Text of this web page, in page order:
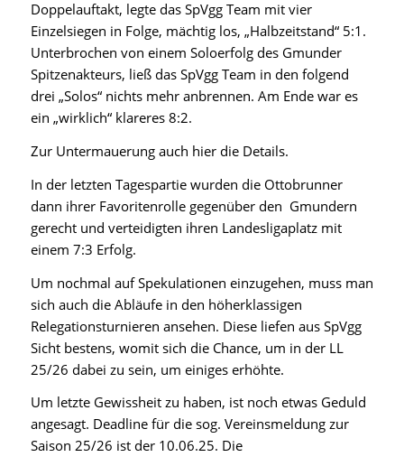
Doppelauftakt, legte das SpVgg Team mit vier
Einzelsiegen in Folge, mächtig los, „Halbzeitstand“ 5:1.
Unterbrochen von einem Soloerfolg des Gmunder
Spitzenakteurs, ließ das SpVgg Team in den folgend
drei „Solos“ nichts mehr anbrennen. Am Ende war es
ein „wirklich“ klareres 8:2.
Zur Untermauerung auch hier die Details.
In der letzten Tagespartie wurden die Ottobrunner
dann ihrer Favoritenrolle gegenüber den Gmundern
gerecht und verteidigten ihren Landesligaplatz mit
einem 7:3 Erfolg.
Um nochmal auf Spekulationen einzugehen, muss man
sich auch die Abläufe in den höherklassigen
Relegationsturnieren ansehen. Diese liefen aus SpVgg
Sicht bestens, womit sich die Chance, um in der LL
25/26 dabei zu sein, um einiges erhöhte.
Um letzte Gewissheit zu haben, ist noch etwas Geduld
angesagt. Deadline für die sog. Vereinsmeldung zur
Saison 25/26 ist der 10.06.25. Die